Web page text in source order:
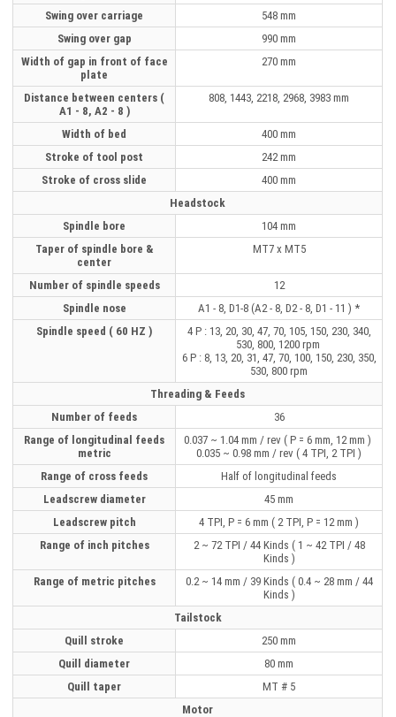
Swing over carriage
548 mm
Swing over gap
990 mm
Width of gap in front of face
plate
270 mm
Distance between centers (
A1 - 8, A2 - 8 )
808, 1443, 2218, 2968, 3983 mm
Width of bed
400 mm
Stroke of tool post
242 mm
Stroke of cross slide
400 mm
Headstock
Spindle bore
104 mm
Taper of spindle bore &
center
MT7 x MT5
Number of spindle speeds
12
Spindle nose
A1 - 8, D1-8 (A2 - 8, D2 - 8, D1 - 11 ) *
Spindle speed ( 60 HZ )
4 P : 13, 20, 30, 47, 70, 105, 150, 230, 340,
530, 800, 1200 rpm
6 P : 8, 13, 20, 31, 47, 70, 100, 150, 230, 350,
530, 800 rpm
Threading & Feeds
Number of feeds
36
Range of longitudinal feeds
metric
0.037 ~ 1.04 mm / rev ( P = 6 mm, 12 mm )
0.035 ~ 0.98 mm / rev ( 4 TPI, 2 TPI )
Range of cross feeds
Half of longitudinal feeds
Leadscrew diameter
45 mm
Leadscrew pitch
4 TPI, P = 6 mm ( 2 TPI, P = 12 mm )
Range of inch pitches
2 ~ 72 TPI / 44 Kinds ( 1 ~ 42 TPI / 48
Kinds )
Range of metric pitches
0.2 ~ 14 mm / 39 Kinds ( 0.4 ~ 28 mm / 44
Kinds )
Tailstock
Quill stroke
250 mm
Quill diameter
80 mm
Quill taper
MT # 5
Motor